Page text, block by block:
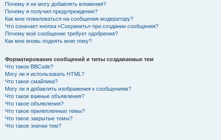
Почему я не могу добавлять вложения?
Почему я получил предупреждение?
Как мне пожаловаться на сообщения модератору?
Что означает кнопка «Сохранить» при создании сообщения?
Почему моё сообщение требует одобрения?
Как мне вновь поднять мою тему?
Форматирование сообщений и типы создаваемых тем
Что такое BBCode?
Могу ли я использовать HTML?
Что такое смайлики?
Могу ли я добавлять изображения к сообщениям?
Что такое важные объявления?
Что такое объявления?
Что такое прилепленные темы?
Что такое закрытые темы?
Что такое значки тем?